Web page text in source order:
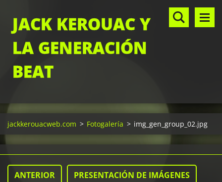
JACK KEROUAC Y
LA GENERACIÓN
BEAT
jackkerouacweb.com > Fotogalería > img_gen_group_02.jpg
ANTERIOR
PRESENTACIÓN DE IMÁGENES